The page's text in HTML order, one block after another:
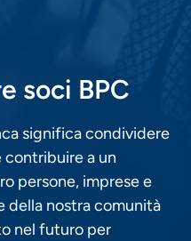
soci BPC
significa condividere
contribuire a un
persone, imprese e
della nostra comunità
nel futuro per